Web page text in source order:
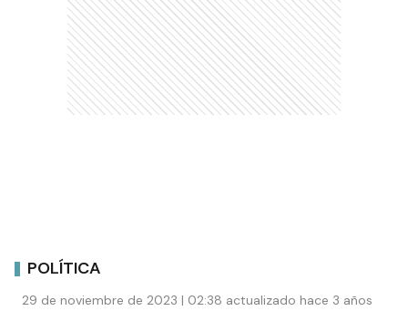
POLÍTICA
29 de noviembre de 2023 | 02:38 actualizado hace 3 años